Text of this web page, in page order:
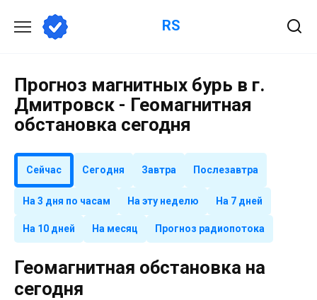
содержанию
RS
Прогноз магнитных бурь в г.
Дмитровск - Геомагнитная
обстановка сегодня
Сейчас Сегодня Завтра Послезавтра
На 3 дня по часам На эту неделю На 7 дней
На 10 дней На месяц Прогноз радиопотока
Геомагнитная обстановка на
сегодня